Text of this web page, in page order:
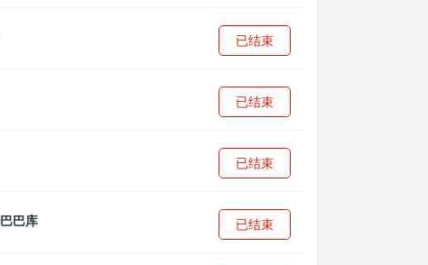
已结束
已结束
已结束
已结束